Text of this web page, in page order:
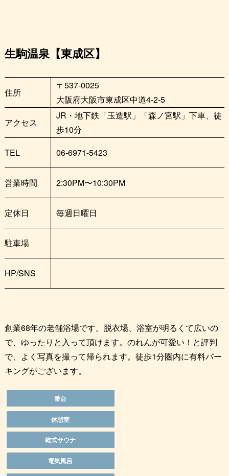
生駒温泉【東成区】
住所
〒537-0025
大阪府大阪市東成区中道4-2-5
アクセス
JR・地下鉄「玉造駅」「森ノ宮駅」下車、徒
歩10分
TEL
06-6971-5423
営業時間 2:30PM〜10:30PM
定休日 毎週日曜日
駐車場
HP/SNS
創業68年の老舗浴場です。脱衣場、浴室が明るくて広いの
で、ゆったりと入って頂けます。のれんが可愛い！と評判
で、よく写真を撮って帰られます。徒歩1分圏内に有料パー
キングがございます。
番台
休憩室
乾式サウナ
電気風呂